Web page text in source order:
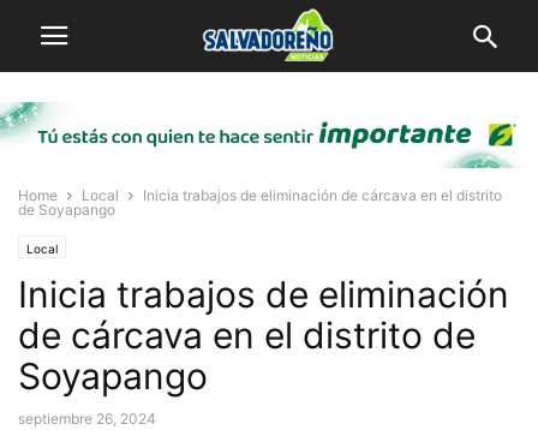
Home Local
Inicia trabajos de eliminación de cárcava en el distrito
de Soyapango
Local
Inicia trabajos de eliminación
de cárcava en el distrito de
Soyapango
septiembre 26, 2024